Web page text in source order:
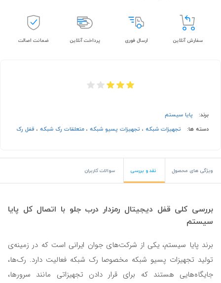
سفارش آنلاین ارسال فوری پرداخت آنلاین ضمانت اصالت
برند:
پایا سیستم
دسته ها:
تجهیزات شبکه ، تجهیزات پسیو شبکه ، متعلقات رک شبکه ، قفل رک
ویژگی های محصول نقد و بررسی سوالات کاربران
بررسی کلی قفل دیجیتال رمزدار درب جلو با اتصال کل پایا
سیستم
برند پایا سیستم، یکی از شرکت‌های جوان ایرانی است که در زمینه‌ی
تولید تجهیزات پسیو شبکه مخصوصا رک‌ شبکه فعالیت دارد. رک‌ها،
جایگاه‌هایی هستند که برای قرار دادن تجهیزاتی مانند سرورها،